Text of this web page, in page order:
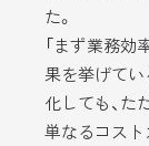
た。
「まず業務効
果を挙げて
化しても、た
単なるコス